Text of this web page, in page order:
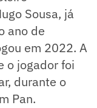
Sousa, já
ano de
em 2022. A
o jogador foi
durante o
Pan.